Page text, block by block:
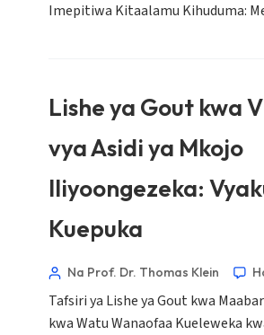
Imepitiwa Kitaalamu Kihuduma:
Lishe ya Gout kwa
vya Asidi ya Mkojo
Iliyoongezeka:
Kuepuka
Na Prof. Dr. Thomas Klein
Tafsiri ya Lishe ya Gout kwa
kwa Watu Wanaofaa Kueleweka